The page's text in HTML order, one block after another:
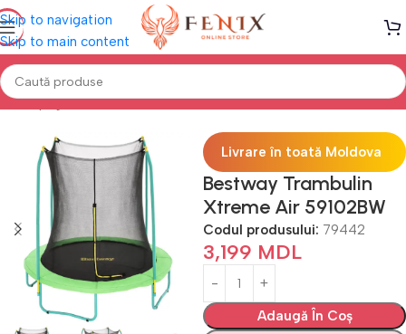
Skip to navigation
Skip to main content
Prima pagină Mobilă TERASĂ & GRĂDINĂ Trambuline
Livrare în toată Moldova
Bestway Trambulin
Xtreme Air 59102BW
Codul produsului: 79442
3,199 MDL
Adaugă În Coș